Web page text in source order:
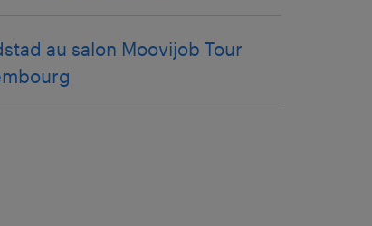
au salon Moovijob Tour